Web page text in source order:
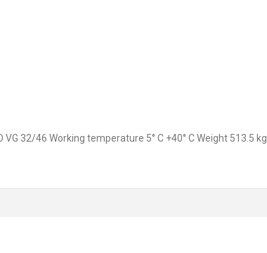
32/46 Working temperature 5° C +40° C Weight 513.5 kg